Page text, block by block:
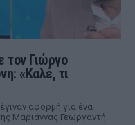
τον Γιώργο
«Καλέ, τι
αφορμή για ένα
Μαριάννας Γεωργαντή